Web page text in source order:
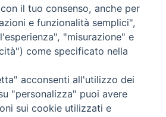
Digitale
Cartaceo
Copia Digitale
il tuo consenso, anche per
e funzionalità semplici",
"misurazione" e
come specificato nella
acconsenti all'utilizzo dei
"personalizza" puoi avere
sui cookie utilizzati e